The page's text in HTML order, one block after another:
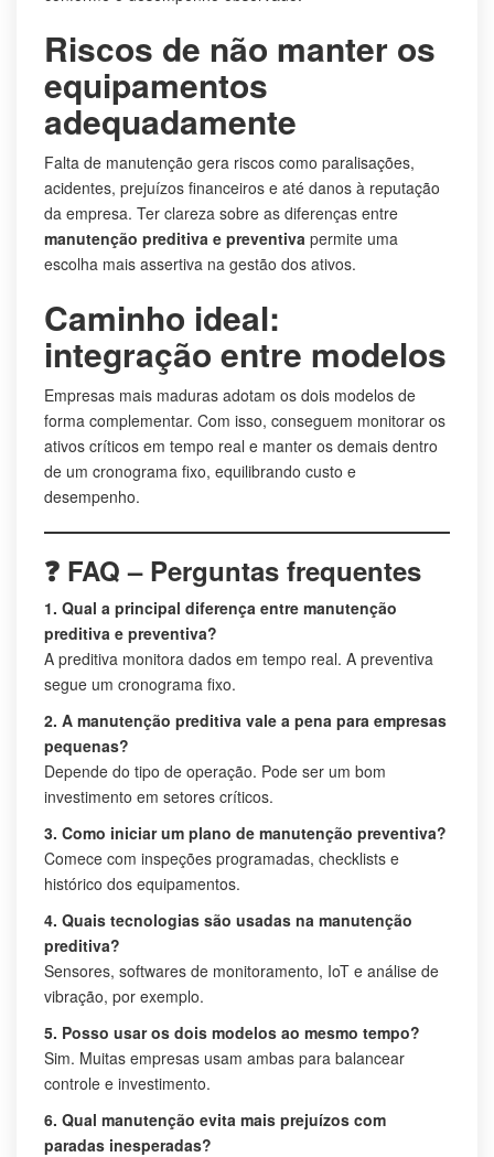
Riscos de não manter os
equipamentos
adequadamente
Falta de manutenção gera riscos como paralisações,
acidentes, prejuízos financeiros e até danos à reputação
da empresa. Ter clareza sobre as diferenças entre
manutenção preditiva e preventiva permite uma
escolha mais assertiva na gestão dos ativos.
Caminho ideal:
integração entre modelos
Empresas mais maduras adotam os dois modelos de
forma complementar. Com isso, conseguem monitorar os
ativos críticos em tempo real e manter os demais dentro
de um cronograma fixo, equilibrando custo e
desempenho.
❓ FAQ – Perguntas frequentes
1. Qual a principal diferença entre manutenção
preditiva e preventiva?
A preditiva monitora dados em tempo real. A preventiva
segue um cronograma fixo.
2. A manutenção preditiva vale a pena para empresas
pequenas?
Depende do tipo de operação. Pode ser um bom
investimento em setores críticos.
3. Como iniciar um plano de manutenção preventiva?
Comece com inspeções programadas, checklists e
histórico dos equipamentos.
4. Quais tecnologias são usadas na manutenção
preditiva?
Sensores, softwares de monitoramento, IoT e análise de
vibração, por exemplo.
5. Posso usar os dois modelos ao mesmo tempo?
Sim. Muitas empresas usam ambas para balancear
controle e investimento.
6. Qual manutenção evita mais prejuízos com
paradas inesperadas?